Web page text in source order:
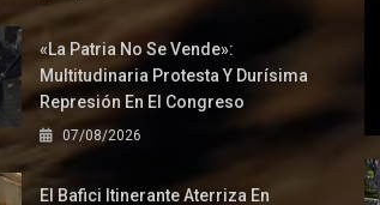
«La Patria No Se Vende»:
Multitudinaria Protesta Y Durísima
Represión En El Congreso
07/08/2026
El Bafici Itinerante Aterriza En